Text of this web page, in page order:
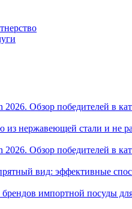
2026. Обзор победителей в
из нержавеющей стали и не
2026. Обзор победителей в
вид: эффективные
импортной посуды